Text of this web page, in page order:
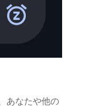
あなたや他の